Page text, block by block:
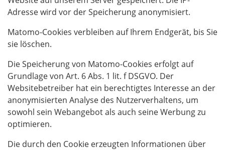
Adresse wird vor der Speicherung anonymisiert.
Matomo-Cookies verbleiben auf Ihrem Endgerät, bis Sie
sie löschen.
Die Speicherung von Matomo-Cookies erfolgt auf
Grundlage von Art. 6 Abs. 1 lit. f DSGVO. Der
Websitebetreiber hat ein berechtigtes Interesse an der
anonymisierten Analyse des Nutzerverhaltens, um
sowohl sein Webangebot als auch seine Werbung zu
optimieren.
Die durch den Cookie erzeugten Informationen über